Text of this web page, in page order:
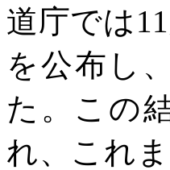
道庁では
を公布し
た。この
れ、これ